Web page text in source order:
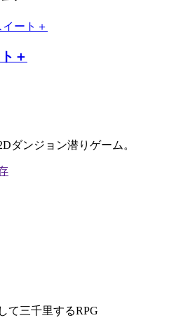
＋
ダンジョン潜りゲーム。
て三千里するRPG